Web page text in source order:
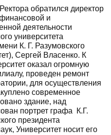
обратился директор
и
деятельности
университета
К. Г. Разумовского
Сергей Власенко. К
оказал огромную
проведен ремонт
для осуществления
современное
здание, над
портрет графа К.Г.
президента
Университет носит его